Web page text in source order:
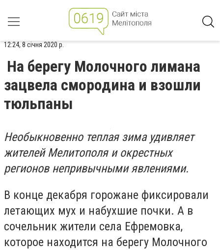
12:24, 8 січня 2020 р.
На берегу Молочного лимана
зацвела смородина и взошли
тюльпаны
Необыкновенно теплая зима удивляет
жителей Мелитополя и окрестных
регионов непривычными явлениями.
В конце декабря горожане фиксировали
летающих мух и набухшие почки. А в
сочельник жители села Ефремовка,
которое находится на берегу Молочного